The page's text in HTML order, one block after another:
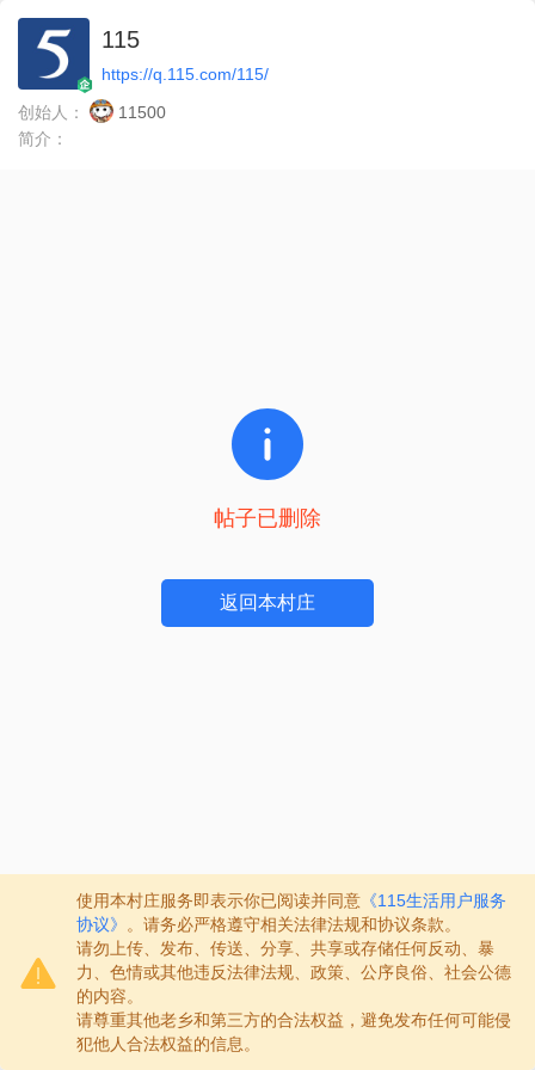
115
https://q.115.com/115/
创始人：
11500
简介：
帖子已删除
返回本村庄
使用本村庄服务即表示你已阅读并同意 《115生活用户服务
协议》
。请务必严格遵守相关法律法规和协议条款。
请勿上传、发布、传送、分享、共享或存储任何反动、暴
力、色情或其他违反法律法规、政策、公序良俗、社会公德
的内容。
请尊重其他老乡和第三方的合法权益，避免发布任何可能侵
犯他人合法权益的信息。